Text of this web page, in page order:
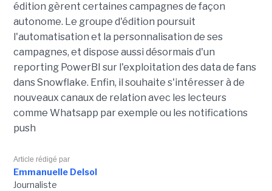
édition gèrent certaines campagnes de façon
autonome. Le groupe d'édition poursuit
l'automatisation et la personnalisation de ses
campagnes, et dispose aussi désormais d'un
reporting PowerBI sur l'exploitation des data de fans
dans Snowflake. Enfin, il souhaite s'intéresser à de
nouveaux canaux de relation avec les lecteurs
comme Whatsapp par exemple ou les notifications
push
Article rédigé par
Emmanuelle Delsol
Journaliste